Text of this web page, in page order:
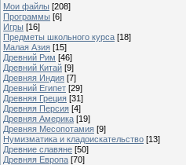
Мои файлы [208]
Программы [6]
Игры [16]
Предметы школьного курса [18]
Малая Азия [15]
Древний Рим [46]
Древний Китай [9]
Древняя Индия [7]
Древний Египет [29]
Древняя Греция [31]
Древняя Персия [4]
Древняя Америка [19]
Древняя Месопотамия [9]
Нумизматика и кладоискательство [13]
Древние славяне [50]
Древняя Европа [70]